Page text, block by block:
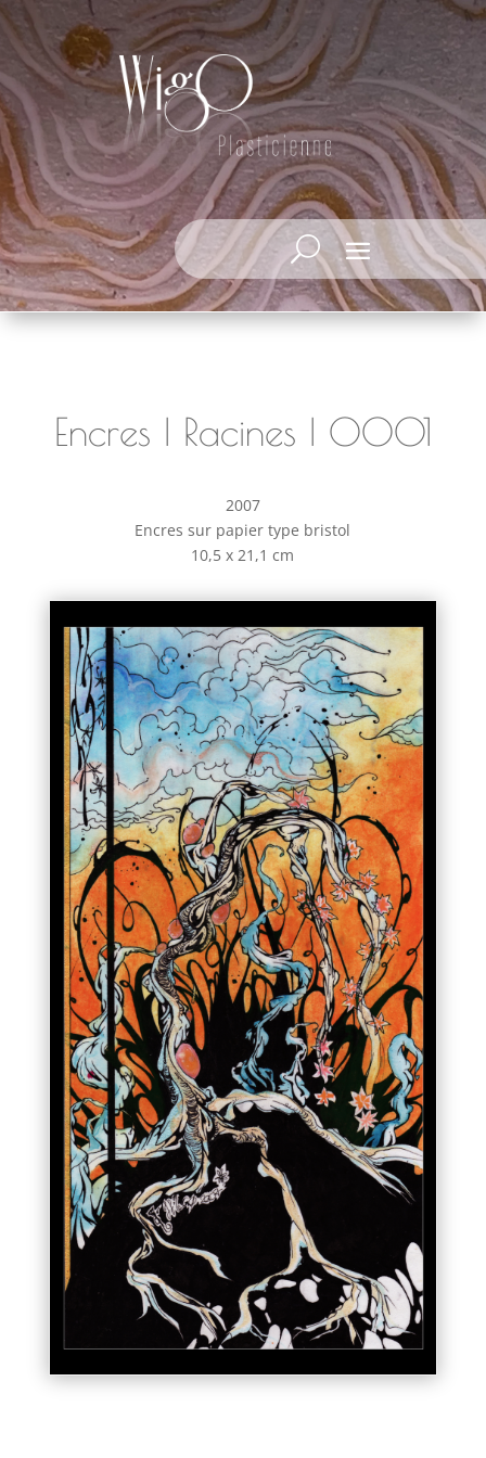
Encres | Racines | 0001
2007
Encres sur papier type bristol
10,5 x 21,1 cm